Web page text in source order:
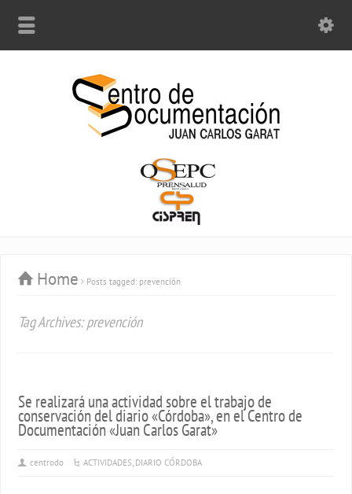
Home Posts tagged: prevención
Tag Archives: prevención
Se realizará una actividad sobre el trabajo de
conservación del diario «Córdoba», en el Centro de
Documentación «Juan Carlos Garat»
centrodo ACTIVIDADES, DIARIO CÓRDOBA